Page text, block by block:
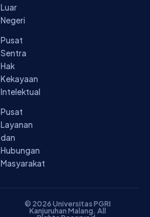
Luar
Negeri
Pusat
Sentra
Hak
Kekayaan
Intelektual
Pusat
Layanan
dan
Hubungan
Masyarakat
© 2026 Universitas PGRI
Kanjuruhan Malang. All